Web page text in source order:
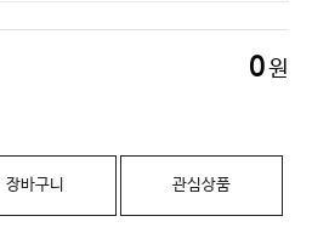
0원
장바구니 관심상품